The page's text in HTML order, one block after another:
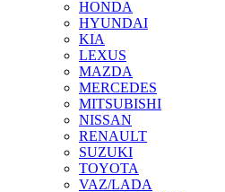
HONDA
HYUNDAI
KIA
LEXUS
MAZDA
MERCEDES
MITSUBISHI
NISSAN
RENAULT
SUZUKI
TOYOTA
VAZ/LADA